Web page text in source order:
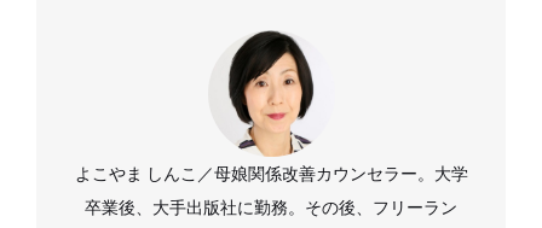
よこやま しんこ／母娘関係改善カウンセラー。大学
卒業後、大手出版社に勤務。その後、フリーラン